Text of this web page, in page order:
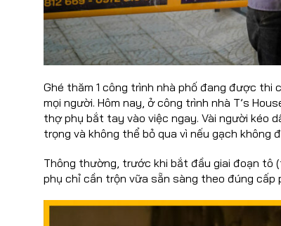
Ghé thăm 1 công trình nhà phố đang được thi
mọi người. Hôm nay, ở công trình nhà T’s
thợ phụ bắt tay vào việc ngay. Vài người kéo
trọng và không thể bỏ qua vì nếu gạch
Thông thường, trước khi bắt đầu giai đoạn
phụ chỉ cần trộn vữa sẵn sàng theo đúng